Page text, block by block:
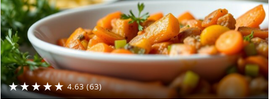
★★★★★ 4.63 (63)